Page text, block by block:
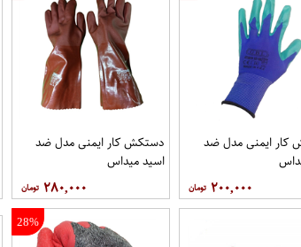
کار ایمنی مدل ضد
۲۰۰,۰۰۰
دستکش کار ایمنی مدل ضد
اسید میداس
۲۸۰,۰۰۰
28%